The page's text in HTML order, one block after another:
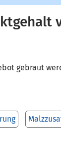
gebraut